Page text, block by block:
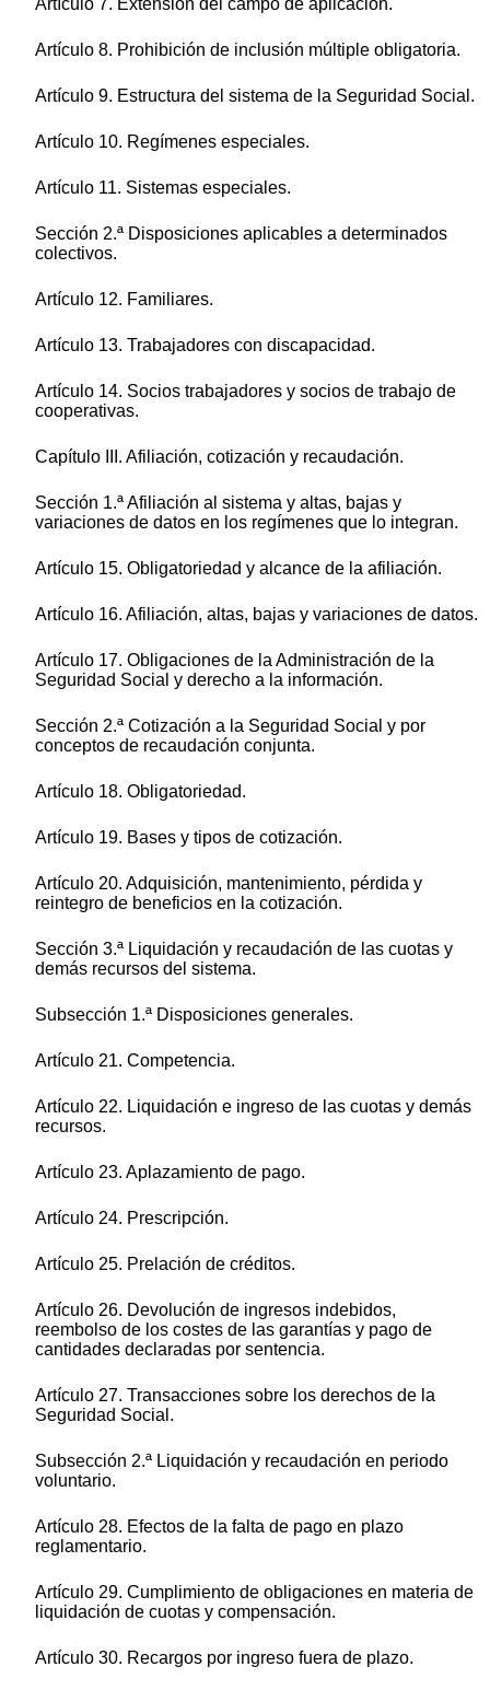
Artículo 8. Prohibición de inclusión múltiple obligatoria.
Artículo 9. Estructura del sistema de la Seguridad Social.
Artículo 10. Regímenes especiales.
Artículo 11. Sistemas especiales.
Sección 2.ª Disposiciones aplicables a determinados
colectivos.
Artículo 12. Familiares.
Artículo 13. Trabajadores con discapacidad.
Artículo 14. Socios trabajadores y socios de trabajo de
cooperativas.
Capítulo III. Afiliación, cotización y recaudación.
Sección 1.ª Afiliación al sistema y altas, bajas y
variaciones de datos en los regímenes que lo integran.
Artículo 15. Obligatoriedad y alcance de la afiliación.
Artículo 16. Afiliación, altas, bajas y variaciones de datos.
Artículo 17. Obligaciones de la Administración de la
Seguridad Social y derecho a la información.
Sección 2.ª Cotización a la Seguridad Social y por
conceptos de recaudación conjunta.
Artículo 18. Obligatoriedad.
Artículo 19. Bases y tipos de cotización.
Artículo 20. Adquisición, mantenimiento, pérdida y
reintegro de beneficios en la cotización.
Sección 3.ª Liquidación y recaudación de las cuotas y
demás recursos del sistema.
Subsección 1.ª Disposiciones generales.
Artículo 21. Competencia.
Artículo 22. Liquidación e ingreso de las cuotas y demás
recursos.
Artículo 23. Aplazamiento de pago.
Artículo 24. Prescripción.
Artículo 25. Prelación de créditos.
Artículo 26. Devolución de ingresos indebidos,
reembolso de los costes de las garantías y pago de
cantidades declaradas por sentencia.
Artículo 27. Transacciones sobre los derechos de la
Seguridad Social.
Subsección 2.ª Liquidación y recaudación en periodo
voluntario.
Artículo 28. Efectos de la falta de pago en plazo
reglamentario.
Artículo 29. Cumplimiento de obligaciones en materia de
liquidación de cuotas y compensación.
Artículo 30. Recargos por ingreso fuera de plazo.